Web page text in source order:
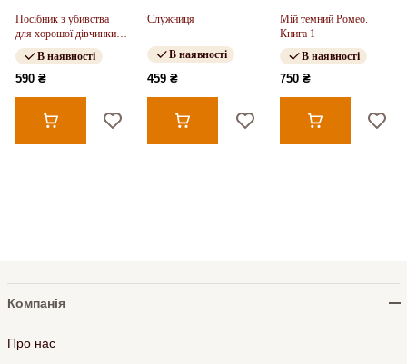
Посібник з убивства
для хорошої дівчинки.
Книга 01
В наявності
590 ₴
Служниця
В наявності
459 ₴
Мій темний Ромео.
Книга 1
В наявності
750 ₴
Компанія
Про нас